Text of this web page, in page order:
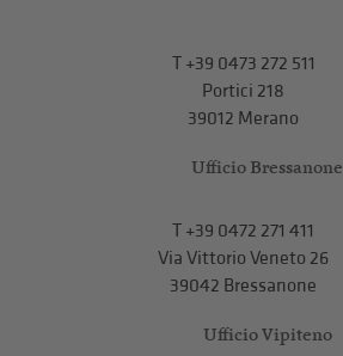
T+39 0473 272 511
Portici 218
39012 Merano
Ufficio Bressanone
T +39 0472 271 411
Via Vittorio Veneto 26
39042 Bressanone
Ufficio Vipiteno